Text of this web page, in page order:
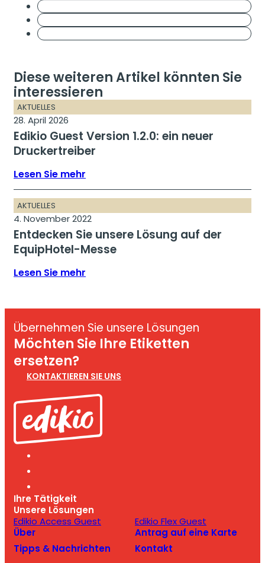
Diese weiteren Artikel könnten Sie
interessieren
AKTUELLES
28. April 2026
Edikio Guest Version 1.2.0: ein neuer
Druckertreiber
Lesen Sie mehr
AKTUELLES
4. November 2022
Entdecken Sie unsere Lösung auf der
EquipHotel-Messe
Lesen Sie mehr
Übernehmen Sie unsere Lösungen
Möchten Sie Ihre Etiketten
ersetzen?
KONTAKTIEREN SIE UNS
Ihre Tätigkeit
Unsere Lösungen
Edikio Access Guest
Edikio Flex Guest
Über
Antrag auf eine Karte
Tipps & Nachrichten
Kontakt